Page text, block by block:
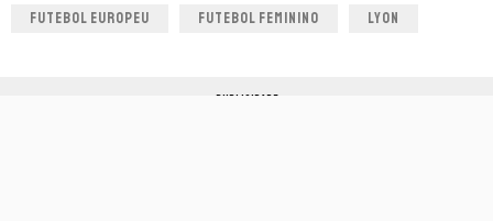
FUTEBOL EUROPEU FUTEBOL FEMININO LYON
PUBLICIDADE